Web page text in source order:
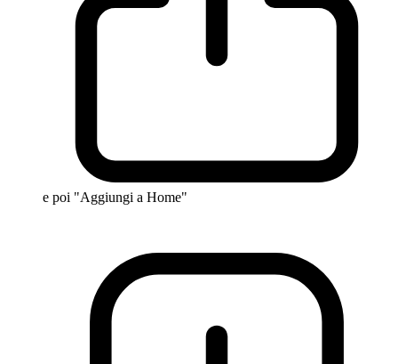
e poi "Aggiungi a Home"